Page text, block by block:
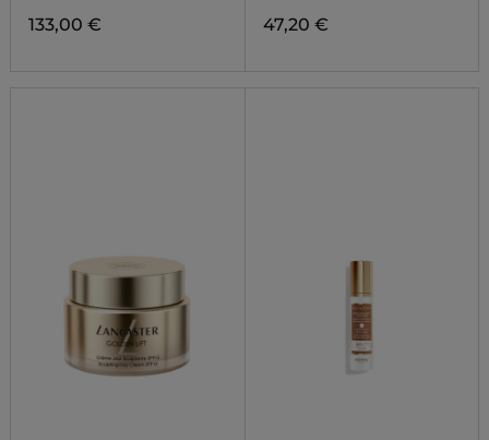
133,00 € 47,20 €